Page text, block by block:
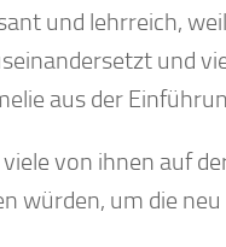
und lehrreich,
und
aus der
von ihnen auf
würden, um die